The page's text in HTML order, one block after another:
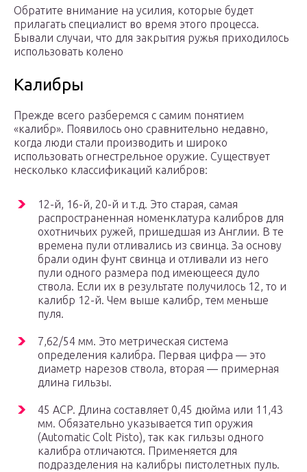
Обратите внимание на усилия, которые будет
прилагать специалист во время этого процесса.
Бывали случаи, что для закрытия ружья приходилось
использовать колено
Калибры
Прежде всего разберемся с самим понятием
«калибр». Появилось оно сравнительно недавно,
когда люди стали производить и широко
использовать огнестрельное оружие. Существует
несколько классификаций калибров:
12-й, 16-й, 20-й и т.д. Это старая, самая
распространенная номенклатура калибров для
охотничьих ружей, пришедшая из Англии. В те
времена пули отливались из свинца. За основу
брали один фунт свинца и отливали из него
пули одного размера под имеющееся дуло
ствола. Если их в результате получилось 12, то и
калибр 12-й. Чем выше калибр, тем меньше
пуля.
7,62/54 мм. Это метрическая система
определения калибра. Первая цифра — это
диаметр нарезов ствола, вторая — примерная
длина гильзы.
45 ACP. Длина составляет 0,45 дюйма или 11,43
мм. Обязательно указывается тип оружия
(Automatic Colt Pisto), так как гильзы одного
калибра отличаются. Применяется для
подразделения на калибры пистолетных пуль.